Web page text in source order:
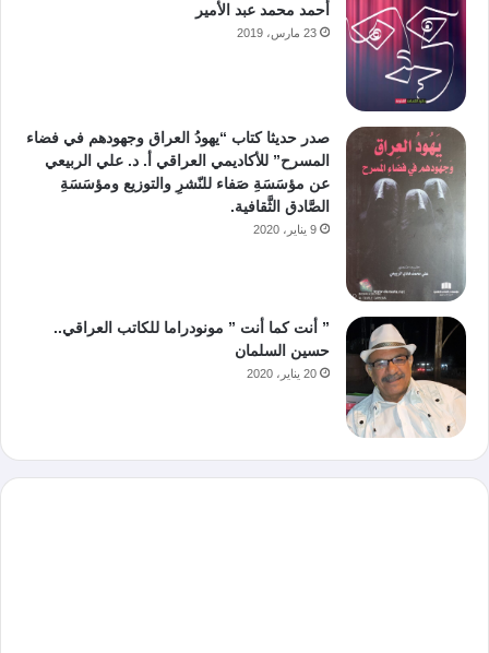
أحمد محمد عبد الأمير
23 مارس، 2019
صدر حديثا كتاب “يهودُ العراق وجهودهم في فضاء
المسرح” للأكاديمي العراقي أ. د. علي الربيعي
عن مؤسَسَةِ صَفاء للنّشرِ والتوزيع ومؤسَسَةِ
الصَّادق الثَّقافية.
9 يناير، 2020
” أنت كما أنت ” مونودراما للكاتب العراقي..
حسين السلمان
20 يناير، 2020